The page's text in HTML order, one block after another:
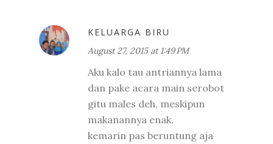
KELUARGA BIRU
August 27, 2015 at 1:49 PM
Aku kalo tau antriannya lama
dan pake acara main serobot
gitu males deh, meskipun
makanannya enak.
kemarin pas beruntung aja